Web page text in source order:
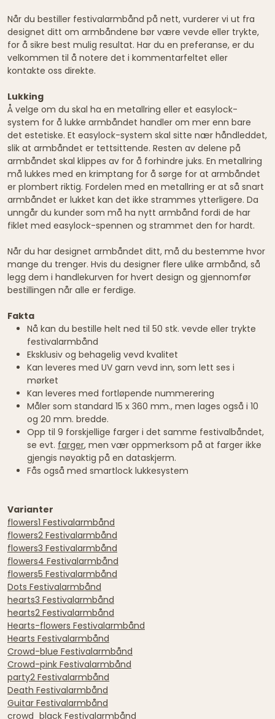
Når du bestiller festivalarmbånd på nett, vurderer vi ut fra
designet ditt om armbåndene bør være vevde eller trykte,
for å sikre best mulig resultat. Har du en preferanse, er du
velkommen til å notere det i kommentarfeltet eller
kontakte oss direkte.
Lukking
Å velge om du skal ha en metallring eller et easylock-
system for å lukke armbåndet handler om mer enn bare
det estetiske. Et easylock-system skal sitte nær håndleddet,
slik at armbåndet er tettsittende. Resten av delene på
armbåndet skal klippes av for å forhindre juks. En metallring
må lukkes med en krimptang for å sørge for at armbåndet
er plombert riktig. Fordelen med en metallring er at så snart
armbåndet er lukket kan det ikke strammes ytterligere. Da
unngår du kunder som må ha nytt armbånd fordi de har
fiklet med easylock-spennen og strammet den for hardt.
Når du har designet armbåndet ditt, må du bestemme hvor
mange du trenger. Hvis du designer flere ulike armbånd, så
legg dem i handlekurven for hvert design og gjennomfør
bestillingen når alle er ferdige.
Fakta
Nå kan du bestille helt ned til 50 stk. vevde eller trykte
festivalarmbånd
Eksklusiv og behagelig vevd kvalitet
Kan leveres med UV garn vevd inn, som lett ses i
mørket
Kan leveres med fortløpende nummerering
Måler som standard 15 x 360 mm., men lages også i 10
og 20 mm. bredde.
Opp til 9 forskjellige farger i det samme festivalbåndet,
se evt. farger, men vær oppmerksom på at farger ikke
gjengis nøyaktig på en dataskjerm.
Fås også med smartlock lukkesystem
Varianter
flowers1 Festivalarmbånd
flowers2 Festivalarmbånd
flowers3 Festivalarmbånd
flowers4 Festivalarmbånd
flowers5 Festivalarmbånd
Dots Festivalarmbånd
hearts3 Festivalarmbånd
hearts2 Festivalarmbånd
Hearts-flowers Festivalarmbånd
Hearts Festivalarmbånd
Crowd-blue Festivalarmbånd
Crowd-pink Festivalarmbånd
party2 Festivalarmbånd
Death Festivalarmbånd
Guitar Festivalarmbånd
crowd_black Festivalarmbånd